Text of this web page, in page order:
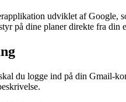
udviklet af Google,
på dine planer direkte fra din
du logge ind på din Gmail-